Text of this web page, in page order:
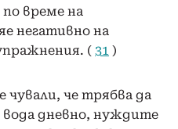
време на
негативно на
( 31 )
че трябва да
дневно, нуждите